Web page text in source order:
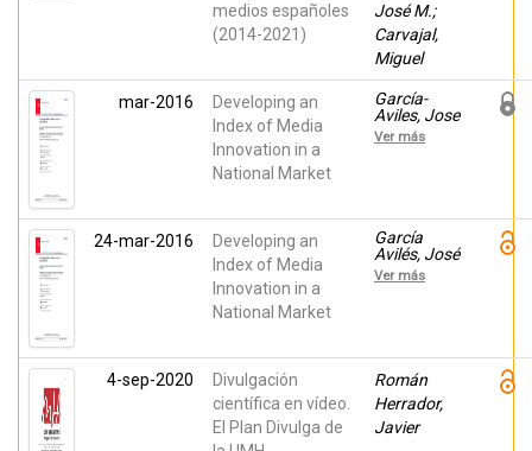
medios españoles
(2014-2021)
José M.;
Carvajal,
Miguel
mar-2016
Developing an
Index of Media
Innovation in a
National Market
García-
Aviles, Jose
Alberto;
Carvajal,
Robles,
Félix
Ver más
24-mar-2016
Developing an
Index of Media
Innovation in a
National Market
García
Avilés, José
Alberto;
Carvajal,
Alicia; Arias
Robles,
Félix
Ver más
4-sep-2020
Divulgación
científica en vídeo.
El Plan Divulga de
Román
Herrador,
Javier